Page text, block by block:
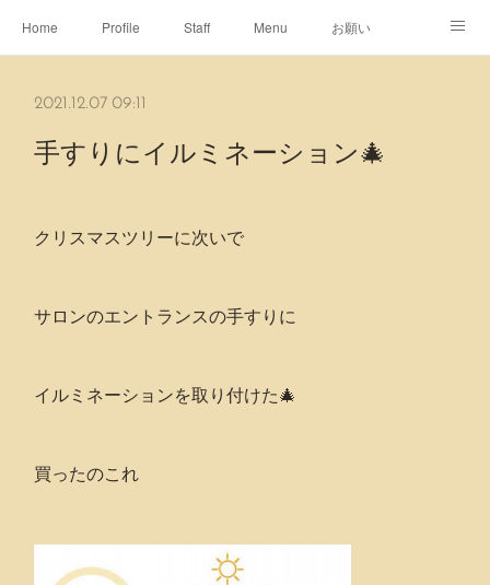
Home Profile Staff Menu お願い
2021.12.07 09:11
手すりにイルミネーション🎄
クリスマスツリーに次いで
サロンのエントランスの手すりに
イルミネーションを取り付けた🎄
買ったのこれ